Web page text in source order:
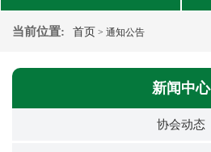
当前位置: 首页 > 通知公告
新闻中心
协会动态